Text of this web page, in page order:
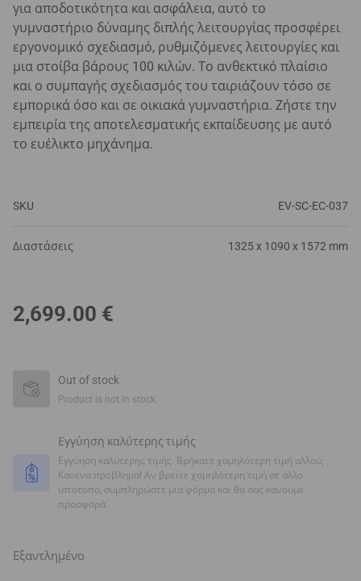
για αποδοτικότητα και ασφάλεια, αυτό το
γυμναστήριο δύναμης διπλής λειτουργίας προσφέρει
εργονομικό σχεδιασμό, ρυθμιζόμενες λειτουργίες και
μια στοίβα βάρους 100 κιλών. Το ανθεκτικό πλαίσιο
και ο συμπαγής σχεδιασμός του ταιριάζουν τόσο σε
εμπορικά όσο και σε οικιακά γυμναστήρια. Ζήστε την
εμπειρία της αποτελεσματικής εκπαίδευσης με αυτό
το ευέλικτο μηχάνημα.
SKU EV-SC-EC-037
Διαστάσεις 1325 x 1090 x 1572 mm
2,699.00 €
Out of stock
Product is not in stock.
Εγγύηση καλύτερης τιμής
Εγγύηση καλύτερης τιμής. Βρήκατε χαμηλότερη τιμή αλλού;
Κανένα πρόβλημα! Αν βρείτε χαμηλότερη τιμή σε άλλο
ιστότοπο, συμπληρώστε μια φόρμα και θα σας κάνουμε
προσφορά.
Εξαντλημένο